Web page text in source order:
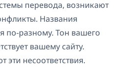
перевода, возникают
Названия
по-разному. Тон вашего
вашему сайту.
эти несоответствия.